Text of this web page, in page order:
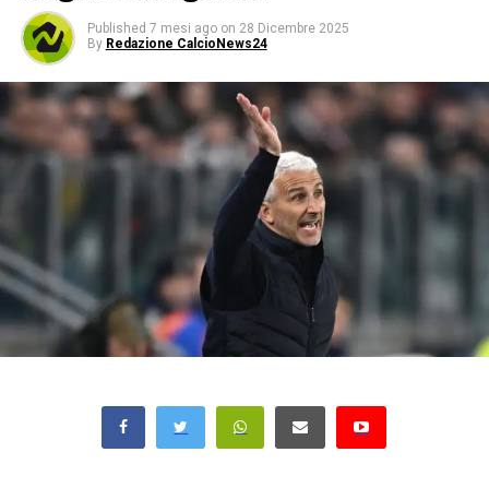
Published 7 mesi ago on 28 Dicembre 2025
By Redazione CalcioNews24